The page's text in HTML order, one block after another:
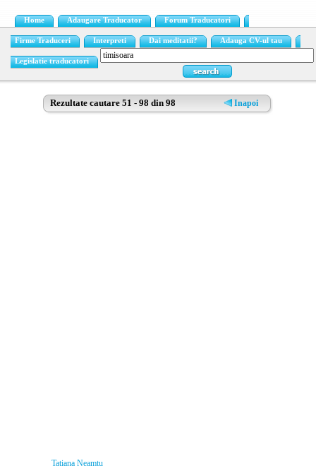
Home Adaugare Traducator Forum Traducatori
Firme Traduceri Interpreti Dai meditatii? Adauga CV-ul tau
Legislatie traducatori
Rezultate cautare 51 - 98 din 98 Inapoi
Tatiana Neamtu